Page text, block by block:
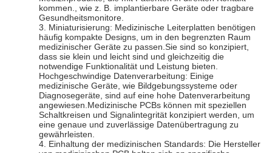
kommen., wie z. B. implantierbare Geräte oder tragbare
Gesundheitsmonitore.
3. Miniaturisierung: Medizinische Leiterplatten benötigen
häufig kompakte Designs, um in den begrenzten Raum
medizinischer Geräte zu passen.Sie sind so konzipiert,
dass sie klein und leicht sind und gleichzeitig die
notwendige Funktionalität und Leistung bieten.
Hochgeschwindige Datenverarbeitung: Einige
medizinische Geräte, wie Bildgebungssysteme oder
Diagnosegeräte, sind auf eine hohe Datenverarbeitung
angewiesen.Medizinische PCBs können mit speziellen
Schaltkreisen und Signalintegrität konzipiert werden, um
eine genaue und zuverlässige Datenübertragung zu
gewährleisten.
4. Einhaltung der medizinischen Standards: Die Hersteller